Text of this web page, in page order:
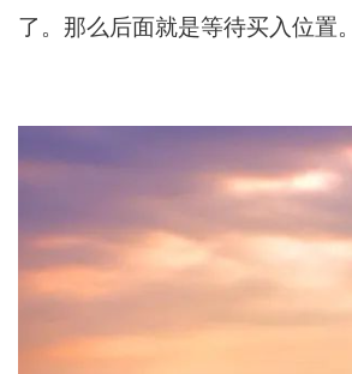
了。那么后面就是等待买入位置。